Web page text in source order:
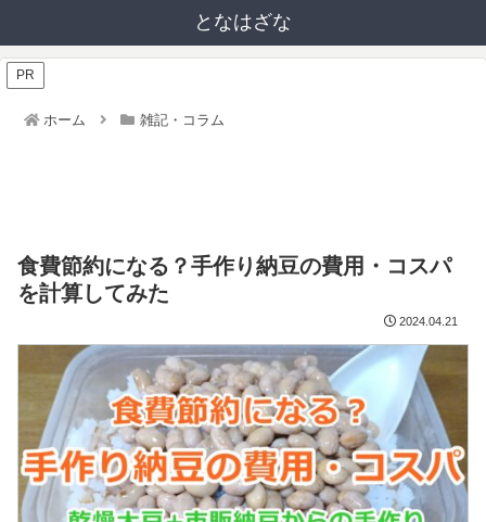
となはざな
PR
ホーム 雑記・コラム
食費節約になる？手作り納豆の費用・コスパ
を計算してみた
2024.04.21